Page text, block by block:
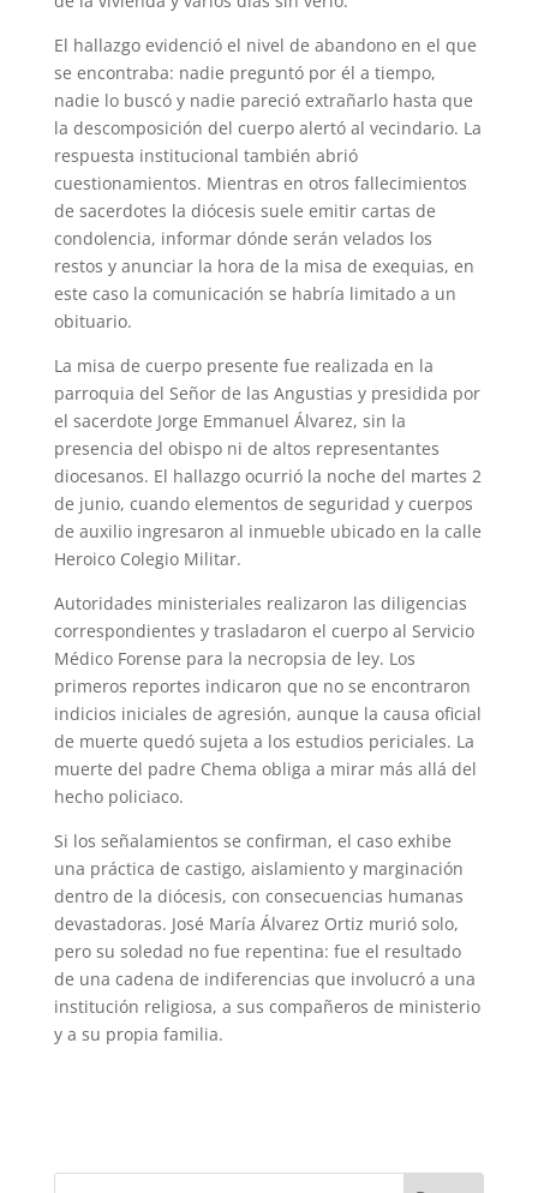
El hallazgo evidenció el nivel de abandono en el que
se encontraba: nadie preguntó por él a tiempo,
nadie lo buscó y nadie pareció extrañarlo hasta que
la descomposición del cuerpo alertó al vecindario. La
respuesta institucional también abrió
cuestionamientos. Mientras en otros fallecimientos
de sacerdotes la diócesis suele emitir cartas de
condolencia, informar dónde serán velados los
restos y anunciar la hora de la misa de exequias, en
este caso la comunicación se habría limitado a un
obituario.
La misa de cuerpo presente fue realizada en la
parroquia del Señor de las Angustias y presidida por
el sacerdote Jorge Emmanuel Álvarez, sin la
presencia del obispo ni de altos representantes
diocesanos. El hallazgo ocurrió la noche del martes 2
de junio, cuando elementos de seguridad y cuerpos
de auxilio ingresaron al inmueble ubicado en la calle
Heroico Colegio Militar.
Autoridades ministeriales realizaron las diligencias
correspondientes y trasladaron el cuerpo al Servicio
Médico Forense para la necropsia de ley. Los
primeros reportes indicaron que no se encontraron
indicios iniciales de agresión, aunque la causa oficial
de muerte quedó sujeta a los estudios periciales. La
muerte del padre Chema obliga a mirar más allá del
hecho policiaco.
Si los señalamientos se confirman, el caso exhibe
una práctica de castigo, aislamiento y marginación
dentro de la diócesis, con consecuencias humanas
devastadoras. José María Álvarez Ortiz murió solo,
pero su soledad no fue repentina: fue el resultado
de una cadena de indiferencias que involucró a una
institución religiosa, a sus compañeros de ministerio
y a su propia familia.